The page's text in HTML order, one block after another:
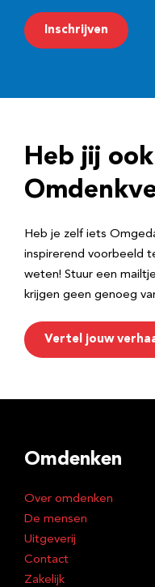
m
a
r
e
Inschrijven
Heb jij
Heb je zelf iets
inspirerend voorbeeld
weten! Stuur een
krijgen geen genoeg
Vertel jouw
Omdenken
Over omdenken
De mensen
Uitgeverij
Contact
Zakelijk